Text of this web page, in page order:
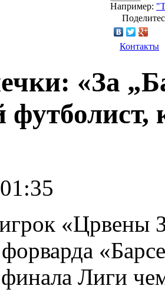
Например:
Контакты
«За
«Црвены
Лиги